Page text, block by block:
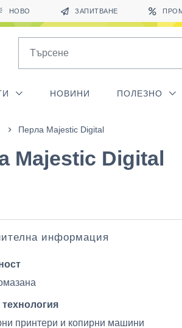
НОВО ЗАПИТВАНЕ
НОВИНИ ПОЛЕЗНО
Перла Majestic Digital
Majestic Digital
информация
технология
принтери и копирни машини